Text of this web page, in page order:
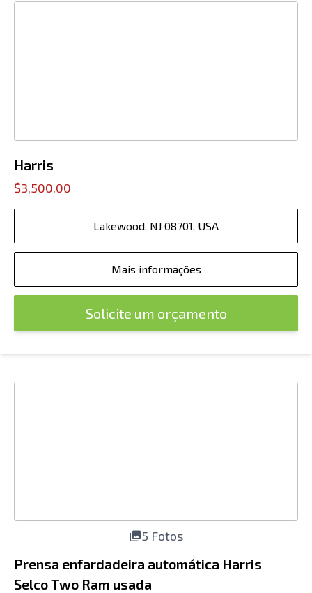
Harris
$3,500.00
Lakewood, NJ 08701, USA
Mais informações
Solicite um orçamento
5 Fotos
Prensa enfardadeira automática Harris
Selco Two Ram usada